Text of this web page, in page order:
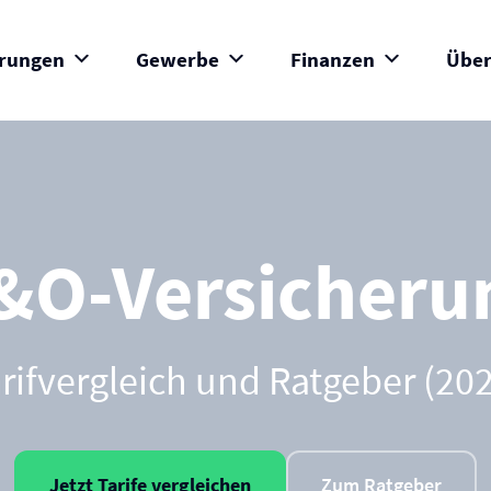
Gewerbe Finanzen
und Ratgeber
Jetzt Tarife vergleichen Zum Ratgeber